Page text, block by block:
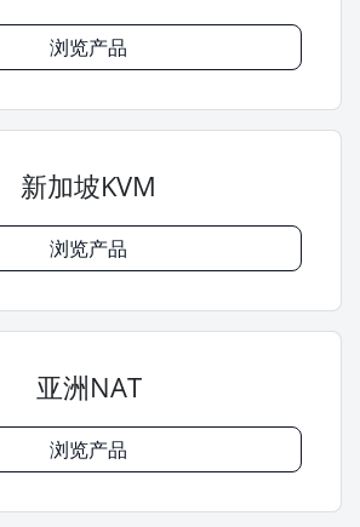
浏览产品
新加坡KVM
浏览产品
亚洲NAT
浏览产品